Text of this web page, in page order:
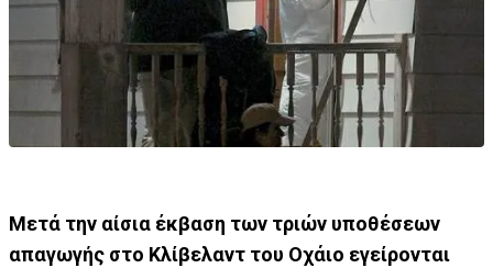
Μετά την αίσια έκβαση των τριών υποθέσεων
απαγωγής στο Κλίβελαντ του Οχάιο εγείρονται